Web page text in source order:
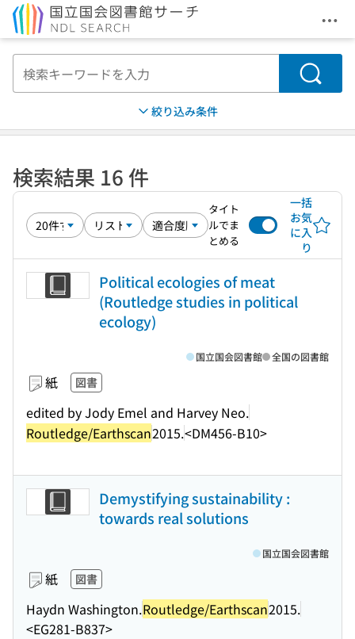
メ
検索
絞り込み条件
検索結果 16 件
タイト
ルでま
とめる
一括
お気
に入
り
Political ecologies of meat
(Routledge studies in political
ecology)
紙 図書
edited by Jody Emel and Harvey Neo.
Routledge/Earthscan2015.<DM456-B10>
国立国会図書館 全国の図書館
Demystifying sustainability :
towards real solutions
紙 図書
Haydn Washington.Routledge/Earthscan2015.
<EG281-B837>
国立国会図書館